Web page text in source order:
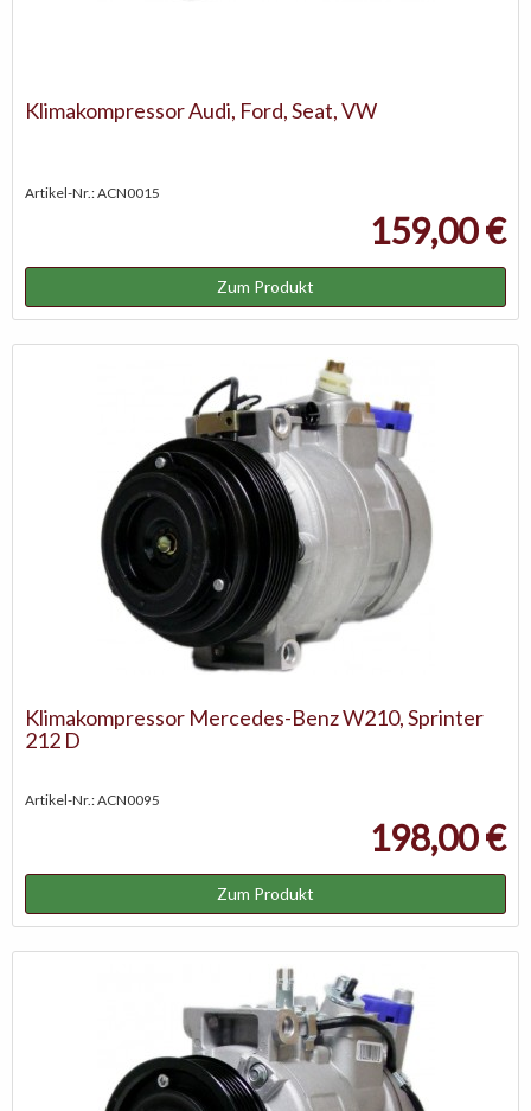
Klimakompressor Audi, Ford, Seat, VW
Artikel-Nr.: ACN0015
159,00 €
Zum Produkt
Klimakompressor Mercedes-Benz W210, Sprinter
212 D
Artikel-Nr.: ACN0095
198,00 €
Zum Produkt